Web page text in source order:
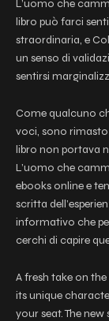
L’uomo che
libro può farci
straordinaria, e
un senso di
sentirsi
Come qualcuno
voci, sono
libro non portava
L’uomo che
ebooks online e
scritta
informativo che
cerchi di capire
A fresh take on
its unique
your seat. The